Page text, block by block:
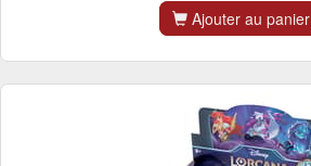
Ajouter au panier